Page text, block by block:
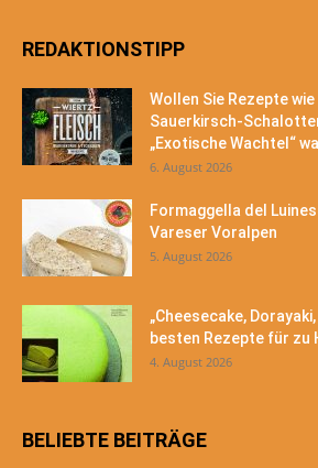
REDAKTIONSTIPP
Wollen Sie Rezepte wie
Sauerkirsch-
„Exotische Wachtel“
6. August 2026
Formaggella del
Vareser Voralpen
5. August 2026
„Cheesecake,
besten Rezepte für zu
4. August 2026
BELIEBTE BEITRÄGE